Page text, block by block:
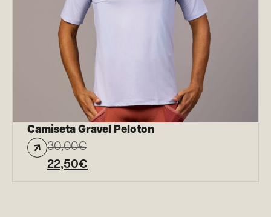
Camiseta Gravel Peloton
30,00€
22,50€